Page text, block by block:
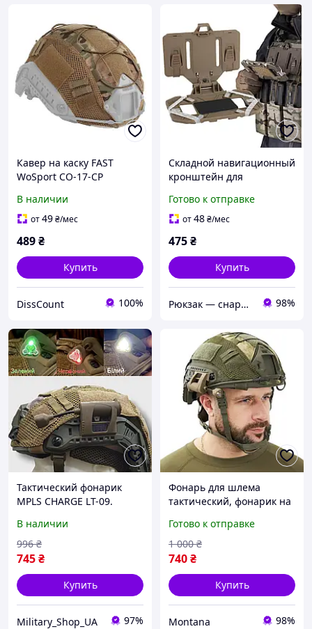
Кавер на каску FAST
WoSport CO-17-CP
В наличии
от49₴/мес
489₴
Купить
DissCount 100%
Складной навигационный
кронштейн для
нагрудная панель
Wosport MB-03 Coyote
Готово к отправке
от48₴/мес
475₴
Купить
Рюкзак — снаряжение и рыбалка 98%
Тактический фонарик
MPLS CHARGE LT-09.
каску. Фонарик на шлем.
Цвет Coyote койот
В наличии
745₴
996 ₴
Купить
Military_Shop_UA 97%
Фонарь для шлема
тактический, фонарик на
Charge (4 режима
освещения) Coyot
Готово к отправке
740₴
1 000 ₴
Купить
Montana 98%